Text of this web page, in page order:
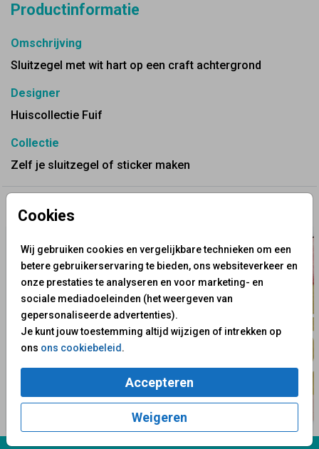
Cookies
Wij gebruiken cookies en vergelijkbare technieken om een
betere gebruikerservaring te bieden, ons websiteverkeer en
onze prestaties te analyseren en voor marketing- en
sociale mediadoeleinden (het weergeven van
gepersonaliseerde advertenties).
Je kunt jouw toestemming altijd wijzigen of intrekken op
ons ons cookiebeleid.
Accepteren
Weigeren
Productinformatie
Omschrijving
Sluitzegel met wit hart op een craft achtergrond
Designer
Huiscollectie Fuif
Collectie
Zelf je sluitzegel of sticker maken
✨ Deze ontwerpen vind je misschien ook leuk